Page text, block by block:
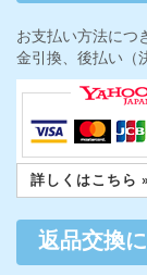
お支払い方法につ
金引換、後払い（
詳しくはこちら »
返品交換